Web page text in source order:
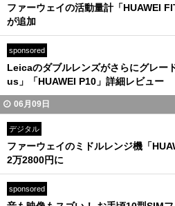
ファーウェイの活動量計「HUAWEI
が追加
sponsored
Leicaのダブルレンズがさらにグレー
us」「HUAWEI P10」詳細レビュー
06月09日
デジタル
ファーウェイのミドルレンジ機「
2万2800円に
sponsored